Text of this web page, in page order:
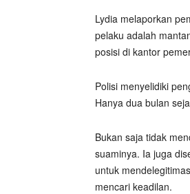
Lydia melaporkan
pelaku adalah
posisi di kantor
Polisi menyelidiki
Hanya dua bulan
Bukan saja tidak
suaminya. Ia juga
untuk
mencari keadilan.